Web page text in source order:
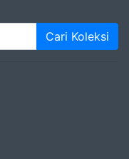
Cari Koleksi